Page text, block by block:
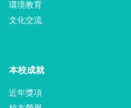
環境教育
文化交流
本校成就
近年獎項